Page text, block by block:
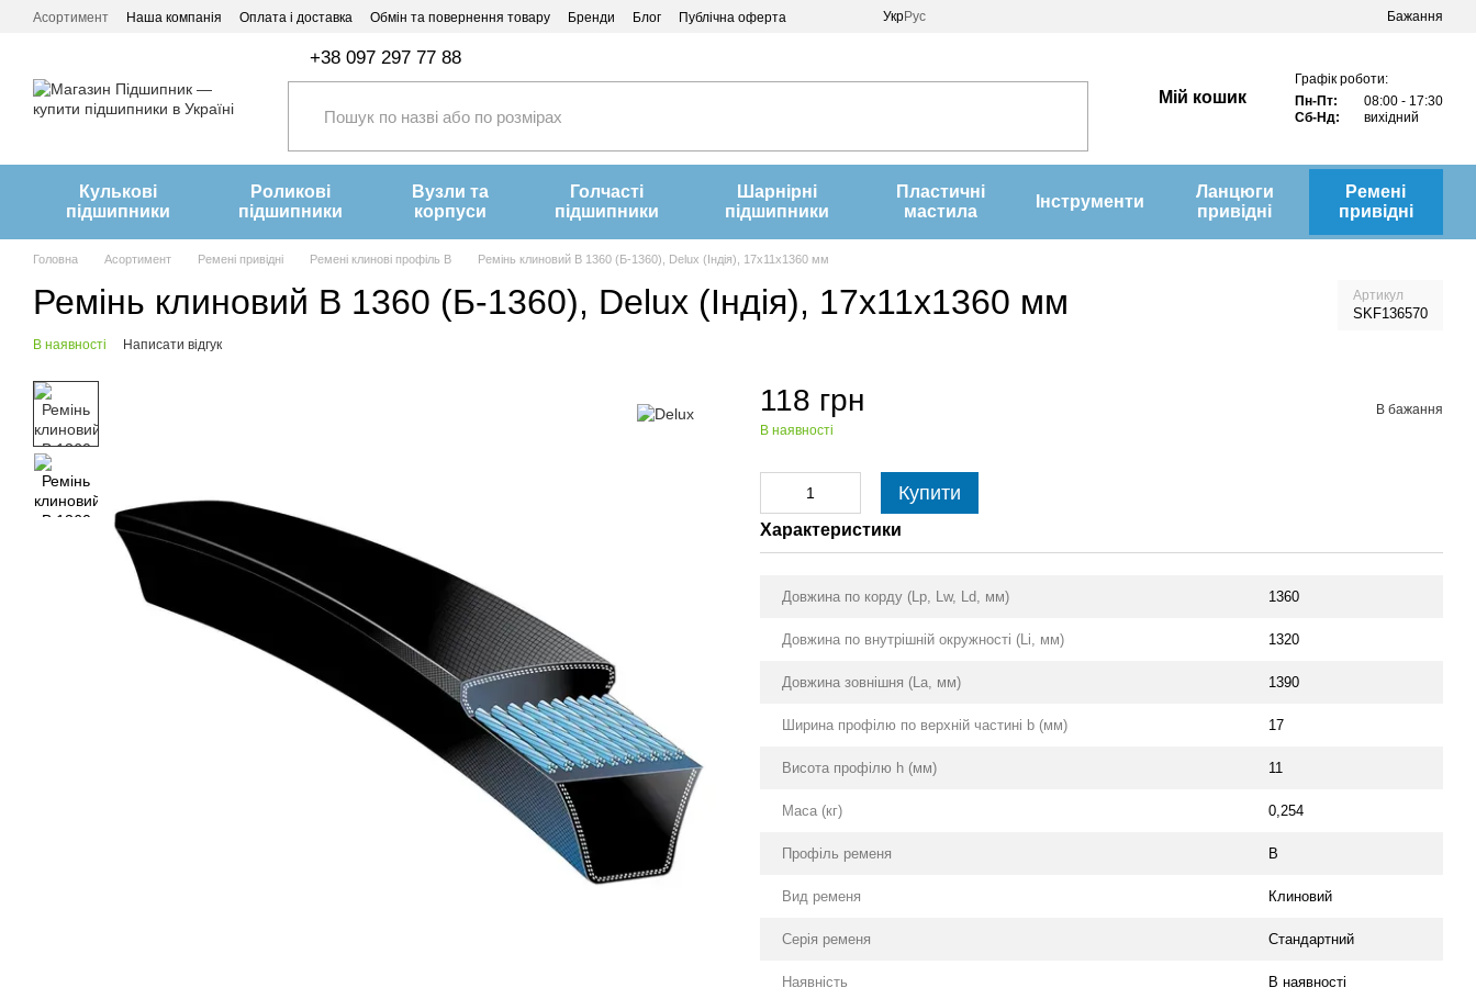
Перейти до основного контенту
Асортимент Наша компанія Оплата і доставка Обмін та повернення товару Бренди Блог Публічна оферта УкрРус Бажання
+38 097 297 77 88
Мій кошик
Графік роботи:
Пн-Пт:
08:00 - 17:30
Сб-Нд:
вихідний
Кулькові
підшипники
Роликові
підшипники
Вузли та
корпуси
Голчасті
підшипники
Шарнірні
підшипники
Пластичні
мастила
Інструменти
Ланцюги
привідні
Ремені
привідні
Головна Асортимент Ремені привідні Ремені клинові профіль B Ремінь клиновий B 1360 (Б-1360), Delux (Індія), 17х11х1360 мм
Ремінь клиновий B 1360 (Б-1360), Delux (Індія), 17х11х1360 мм Артикул
SKF136570
В наявності Написати відгук
118 грн
В наявності
В бажання
Купити
Характеристики
Довжина по корду (Lp, Lw, Ld, мм) 1360
Довжина по внутрішній окружності (Li, мм) 1320
Довжина зовнішня (La, мм) 1390
Ширина профілю по верхній частині b (мм) 17
Висота профілю h (мм) 11
Маса (кг) 0,254
Профіль ременя B
Вид ременя Клиновий
Серія ременя Стандартний
Наявність В наявності